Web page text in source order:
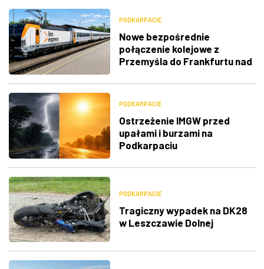
PODKARPACIE
Nowe bezpośrednie
połączenie kolejowe z
Przemyśla do Frankfurtu nad
PODKARPACIE
Ostrzeżenie IMGW przed
upałami i burzami na
Podkarpaciu
PODKARPACIE
Tragiczny wypadek na DK28
w Leszczawie Dolnej